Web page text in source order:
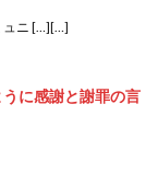
ュニ […][…]
に感謝と謝罪の言